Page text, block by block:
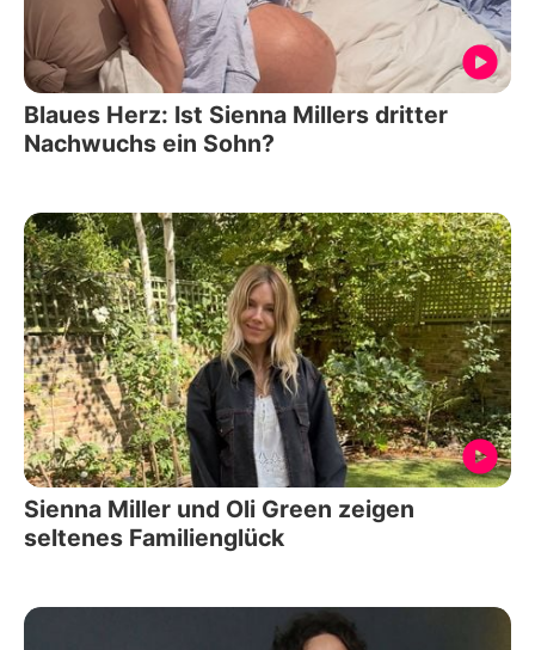
Blaues Herz: Ist Sienna Millers dritter
Nachwuchs ein Sohn?
Sienna Miller und Oli Green zeigen
seltenes Familienglück